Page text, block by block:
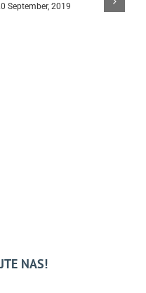
September, 2019
NAS!